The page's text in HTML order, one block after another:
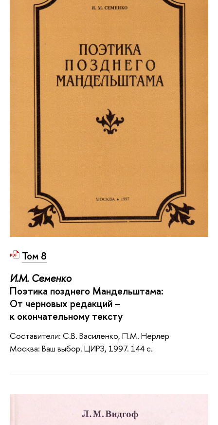
Том 8
И.М. Семенко
Поэтика позднего Мандельштама:
От черновых редакций‒
к окончательному тексту
Составители: С.В. Василенко, П.М. Нерлер
Москва: Ваш выбор. ЦИРЗ, 1997. 144 с.